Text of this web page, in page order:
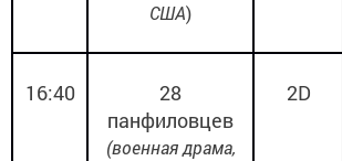
США)
16:40
28
панфиловцев
(военная драма,
2D